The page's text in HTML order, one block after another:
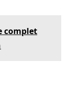
complet